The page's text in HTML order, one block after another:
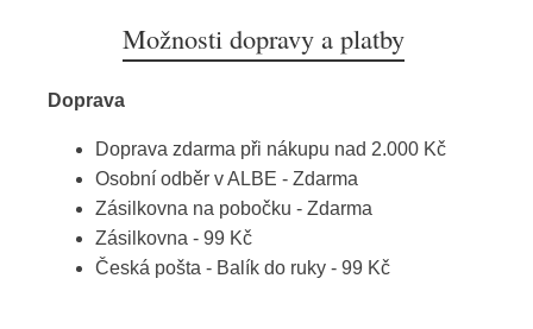
Možnosti dopravy a platby
Doprava
Doprava zdarma při nákupu nad 2.000 Kč
Osobní odběr v ALBE - Zdarma
Zásilkovna na pobočku - Zdarma
Zásilkovna - 99 Kč
Česká pošta - Balík do ruky - 99 Kč